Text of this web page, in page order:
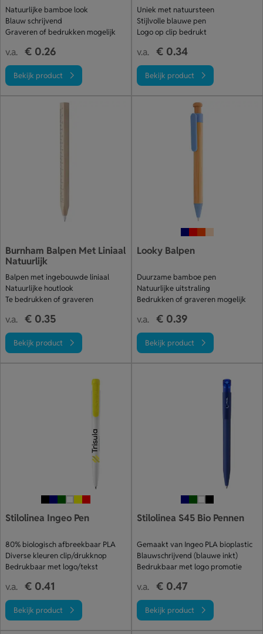
Natuurlijke bamboe look
Blauw schrijvend
Graveren of bedrukken mogelijk
v.a. € 0.26
Bekijk product
Uniek met natuursteen
Stijlvolle blauwe pen
Logo op clip bedrukt
v.a. € 0.34
Bekijk product
Burnham Balpen Met Liniaal
Natuurlijk
Balpen met ingebouwde liniaal
Natuurlijke houtlook
Te bedrukken of graveren
v.a. € 0.35
Bekijk product
Looky Balpen
Duurzame bamboe pen
Natuurlijke uitstraling
Bedrukken of graveren mogelijk
v.a. € 0.39
Bekijk product
Stilolinea Ingeo Pen
80% biologisch afbreekbaar PLA
Diverse kleuren clip/drukknop
Bedrukbaar met logo/tekst
v.a. € 0.41
Bekijk product
Stilolinea S45 Bio Pennen
Gemaakt van Ingeo PLA bioplastic
Blauwschrijvend (blauwe inkt)
Bedrukbaar met logo promotie
v.a. € 0.47
Bekijk product